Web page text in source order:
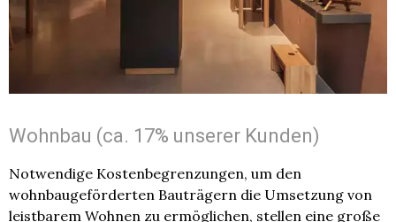
Wohnbau (ca. 17% unserer Kunden)
Notwendige Kostenbegrenzungen, um den
wohnbaugeförderten Bauträgern die Umsetzung von
leistbarem Wohnen zu ermöglichen, stellen eine große